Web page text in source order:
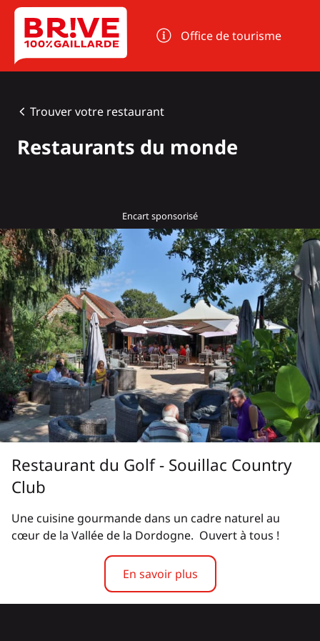
Panneau de gestion des cookies
Office de tourisme
Trouver votre restaurant
Restaurants du monde
Restaurant du Golf - Souillac Country
Club
Une cuisine gourmande dans un cadre naturel au
cœur de la Vallée de la Dordogne. Ouvert à tous !
En savoir plus